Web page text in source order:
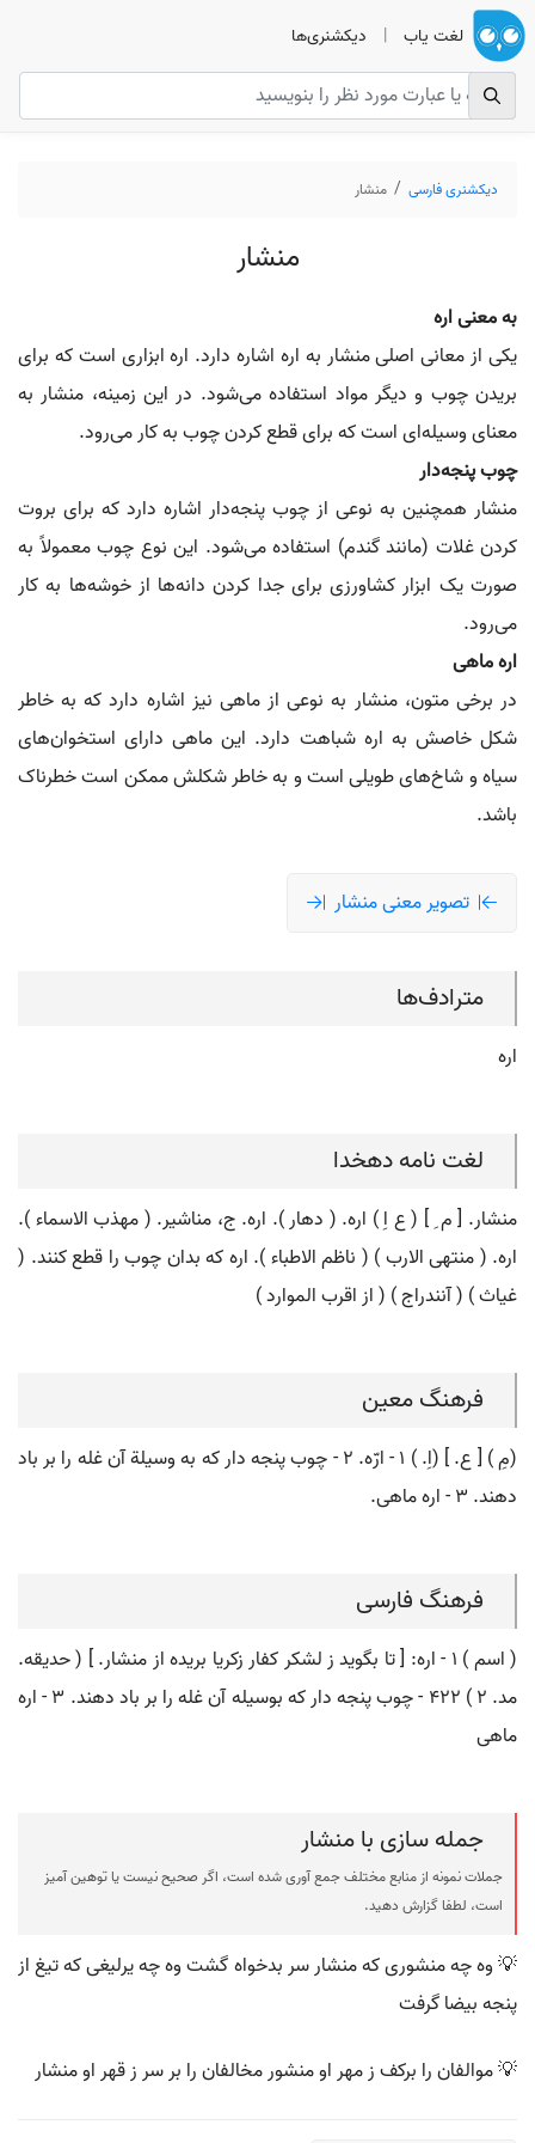
لغت یاب | دیکشنری‌ها
دیکشنری فارسی منشار
منشار
به معنی اره
یکی از معانی اصلی منشار به اره اشاره دارد. اره ابزاری است که برای
بریدن چوب و دیگر مواد استفاده می‌شود. در این زمینه، منشار به
معنای وسیله‌ای است که برای قطع کردن چوب به کار می‌رود.
چوب پنجه‌دار
منشار همچنین به نوعی از چوب پنجه‌دار اشاره دارد که برای بروت
کردن غلات (مانند گندم) استفاده می‌شود. این نوع چوب معمولاً به
صورت یک ابزار کشاورزی برای جدا کردن دانه‌ها از خوشه‌ها به کار
می‌رود.
اره ماهی
در برخی متون، منشار به نوعی از ماهی نیز اشاره دارد که به خاطر
شکل خاصش به اره شباهت دارد. این ماهی دارای استخوان‌های
سیاه و شاخ‌های طویلی است و به خاطر شکلش ممکن است خطرناک
باشد.
تصویر معنی منشار
مترادف‌ها
اره
لغت نامه دهخدا
منشار. [ م ِ ] ( ع اِ ) اره. ( دهار ). اره. ج، مناشیر. ( مهذب الاسماء ).
اره. ( منتهی الارب ) ( ناظم الاطباء ). اره که بدان چوب را قطع کنند. (
غیاث ) ( آنندراج ) ( از اقرب الموارد )
فرهنگ معین
(مِ ) [ ع. ] (اِ. ) ۱ - ارّه. ۲ - چوب پنجه دار که به وسیلة آن غله را بر باد
دهند. ۳ - اره ماهی.
فرهنگ فارسی
( اسم ) ۱ - اره: [ تا بگوید ز لشکر کفار زکریا بریده از منشار. ] ( حدیقه.
مد. ۲ ) ۴۲۲ - چوب پنجه دار که بوسیله آن غله را بر باد دهند. ۳ - اره
ماهی
جمله سازی با منشار
جملات نمونه از منابع مختلف جمع آوری شده است، اگر صحیح نیست یا توهین آمیز
است، لطفا گزارش دهید.
💡 وه چه منشوری که منشار سر بدخواه گشت وه چه یرلیغی که تیغ از
پنجه بیضا گرفت
💡 موالفان را برکف ز مهر او منشور مخالفان را بر سر ز قهر او منشار